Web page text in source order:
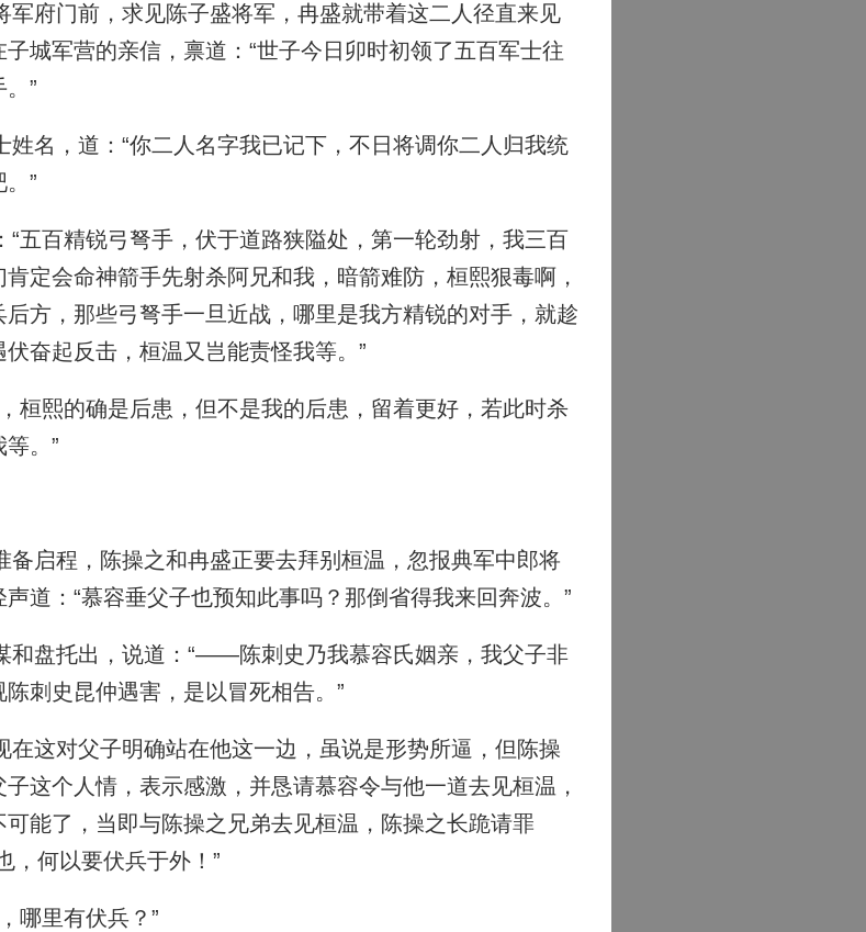
府门前，求见陈子盛将军，冉盛就带着这二人径直来见
城军营的亲信，禀道：“世子今日卯时初领了五百军士往
”
名，道：“你二人名字我已记下，不日将调你二人归我统
”
五百精锐弓弩手，伏于道路狭隘处，第一轮劲射，我三百
定会命神箭手先射杀阿兄和我，暗箭难防，桓熙狠毒啊，
方，那些弓弩手一旦近战，哪里是我方精锐的对手，就趁
奋起反击，桓温又岂能责怪我等。”
桓熙的确是后患，但不是我的后患，留着更好，若此时杀
。”
启程，陈操之和冉盛正要去拜别桓温，忽报典军中郎将
道：“慕容垂父子也预知此事吗？那倒省得我来回奔波。”
盘托出，说道：“——陈刺史乃我慕容氏姻亲，我父子非
刺史昆仲遇害，是以冒死相告。”
这对父子明确站在他这一边，虽说是形势所逼，但陈操
这个人情，表示感激，并恳请慕容令与他一道去见桓温，
能了，当即与陈操之兄弟去见桓温，陈操之长跪请罪
，何以要伏兵于外！”
哪里有伏兵？”